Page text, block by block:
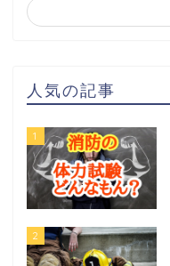
人気の記事
1
2